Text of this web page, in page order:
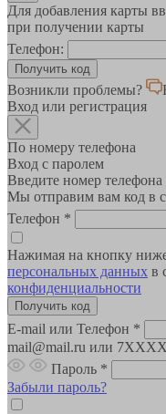
Для добавления карты
при получении карты
Телефон:
Возникли проблемы?
Вход или регистрация
По номеру телефона
Вход с паролем
Введите номер телефона
Мы отправим вам код в
Телефон *
Нажимая на кнопку
персональных данных в
конфиденциальности
E-mail или Телефон *
mail@mail.ru или
Пароль *
Забыли пароль?